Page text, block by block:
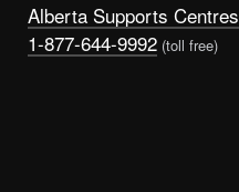
Alberta Supports Centres
1-877-644-9992 (toll free)